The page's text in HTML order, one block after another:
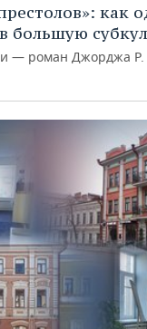
как
большую
— роман Джорджа